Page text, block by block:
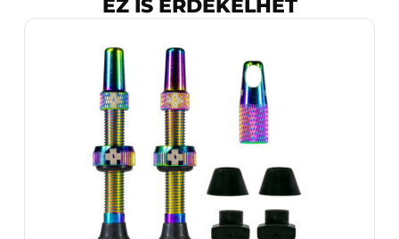
EZ IS ÉRDEKELHET